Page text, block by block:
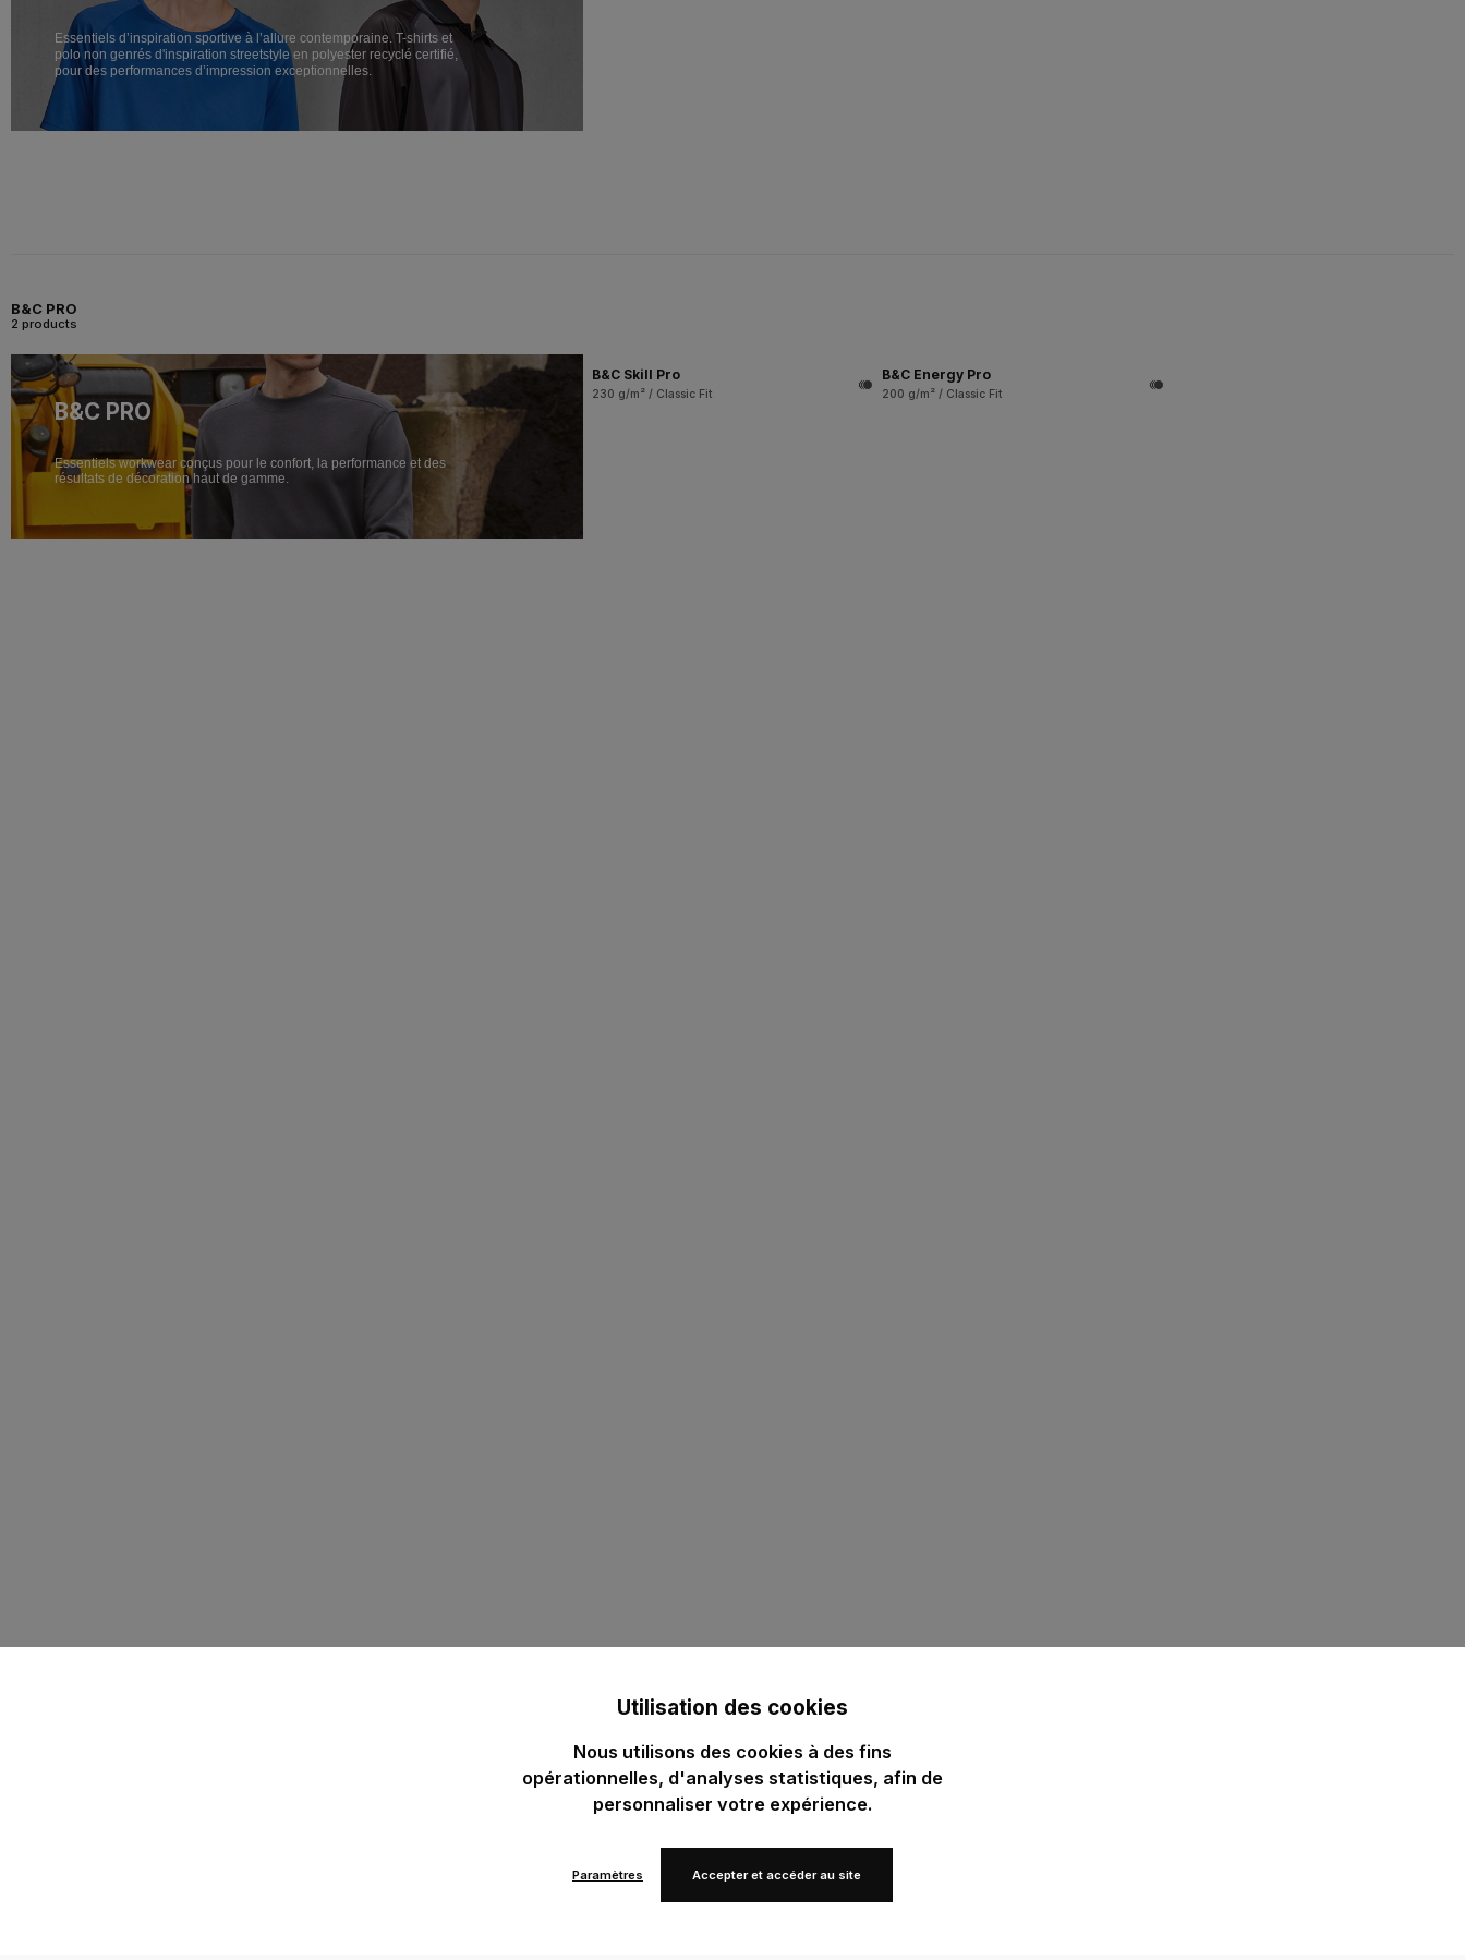
Essentiels d’inspiration sportive à l’allure contemporaine. T-shirts et
polo non genrés d'inspiration streetstyle en polyester recyclé certifié,
pour des performances d’impression exceptionnelles.
B&C PRO
2 products
B&C PRO
Essentiels workwear conçus pour le confort, la performance et des
résultats de décoration haut de gamme.
B&C Skill Pro
230 g/m² / Classic Fit
B&C Energy Pro
200 g/m² / Classic Fit
Utilisation des cookies
Nous utilisons des cookies à des fins
opérationnelles, d'analyses statistiques, afin de
personnaliser votre expérience.
Paramètres Accepter et accéder au site